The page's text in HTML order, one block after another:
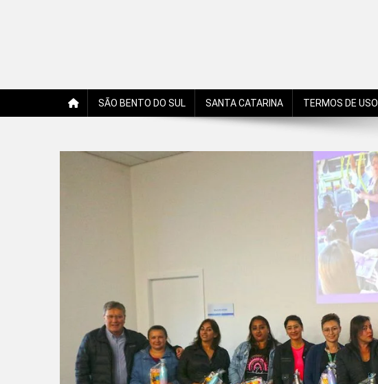
SÃO BENTO DO SUL SANTA CATARINA TERMOS DE USO